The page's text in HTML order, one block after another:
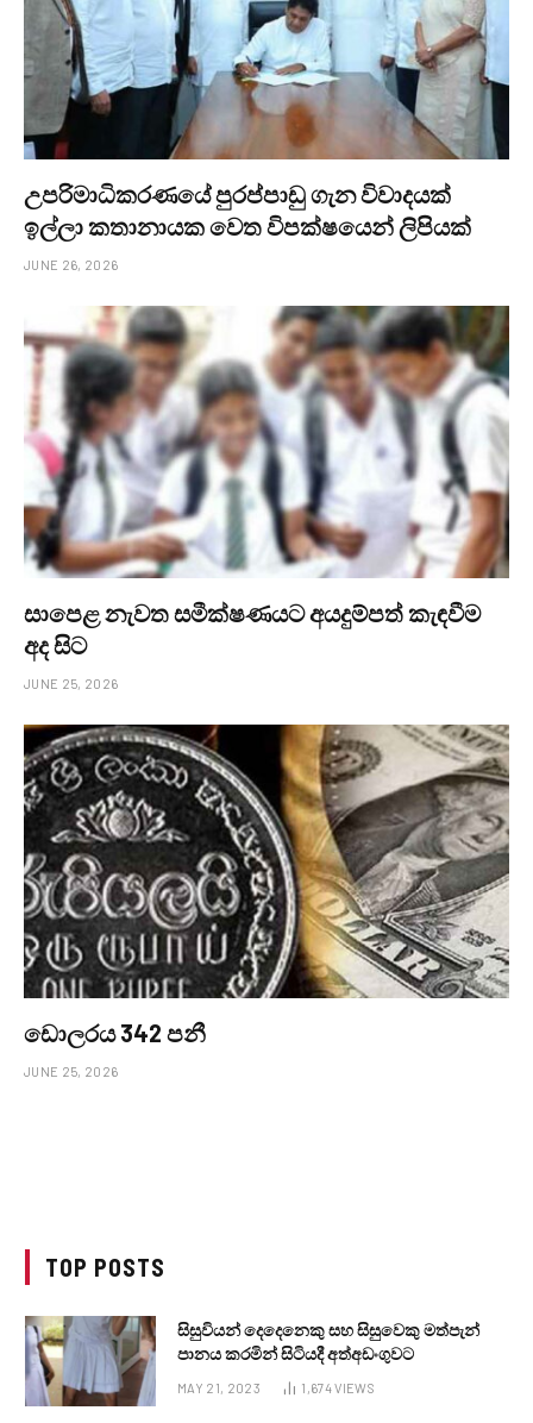
උපරිමාධිකරණයේ පුරප්පාඩු ගැන විවාදයක්
ඉල්ලා කතානායක වෙත විපක්ෂයෙන් ලිපියක්
JUNE 26, 2026
සාපෙළ නැවත සමීක්ෂණයට අයදුම්පත් කැඳවීම
අද සිට
JUNE 25, 2026
ඩොලරය 342 පනී
JUNE 25, 2026
TOP POSTS
සිසුවියන් දෙදෙනෙකු සහ සිසුවෙකු මත්පැන්
පානය කරමින් සිටියදී අත්අඩංගුවට
MAY 21, 2023 1,674VIEWS